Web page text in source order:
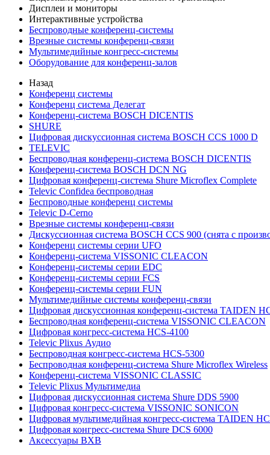
Дисплеи и мониторы
Интерактивные устройства
Беспроводные конференц-системы
Врезные системы конференц-связи
Мультимедийные конгресс-системы
Оборудование для конференц-залов
Назад
Конференц системы
Конференц система Делегат
Конференц-система BOSCH DICENTIS
SHURE
Цифровая дискуссионная система BOSCH CCS 1000 D
TELEVIC
Беспроводная конференц-система BOSCH DICENTIS
Конференц-система BOSCH DCN NG
Цифровая конференц-система Shure Microflex Complete
Televic Confidea беспроводная
Беспроводные конференц системы
Televic D-Cerno
Врезные системы конференц-связи
Дискуссионная система BOSCH CCS 900 (снята с
Конференц системы серии UFO
Конференц-система VISSONIC CLEACON
Конференц-системы серии EDC
Конференц-системы серии FCS
Конференц-системы серии FUN
Мультимедийные системы конференц-связи
Цифровая дискуссионная конференц-система TAIDEN
Беспроводная конференц-система VISSONIC CLEACON
Цифровая конгресс-система HCS-4100
Televic Plixus Аудио
Беспроводная конгресс-система HCS-5300
Беспроводная конференц-система Shure Microflex Wireless
Конференц-система VISSONIC CLASSIC
Televic Plixus Мультимедиа
Цифровая дискуссионная система Shure DDS 5900
Цифровая конгресс-система VISSONIC SONICON
Цифровая мультимедийная конгресс-система TAIDEN
Цифровая конгресс-система Shure DCS 6000
Аксессуары BXB